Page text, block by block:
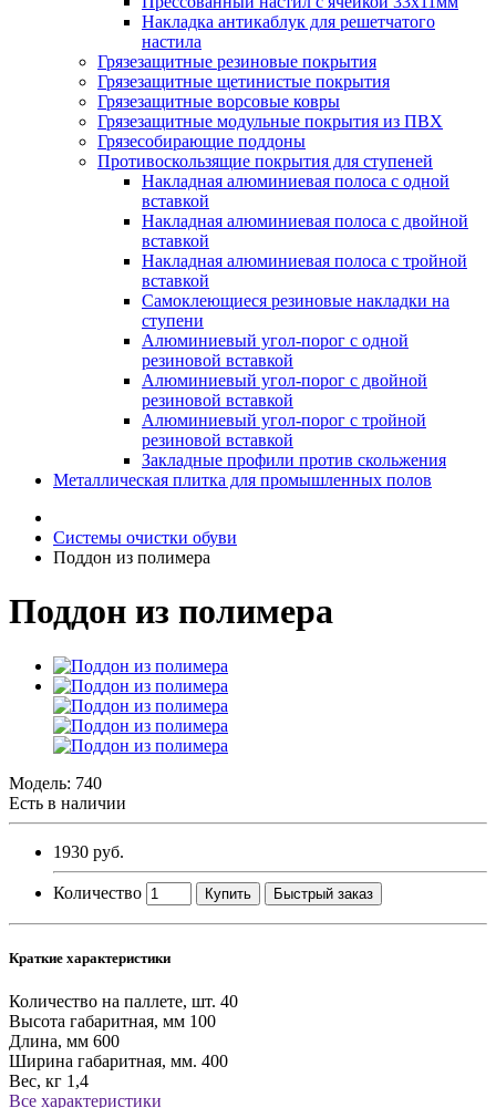
Накладка антикаблук для решетчатого
настила
Грязезащитные резиновые покрытия
Грязезащитные щетинистые покрытия
Грязезащитные ворсовые ковры
Грязезащитные модульные покрытия из ПВХ
Грязесобирающие поддоны
Противоскользящие покрытия для ступеней
Накладная алюминиевая полоса с одной
вставкой
Накладная алюминиевая полоса с двойной
вставкой
Накладная алюминиевая полоса с тройной
вставкой
Самоклеющиеся резиновые накладки на
ступени
Алюминиевый угол-порог с одной
резиновой вставкой
Алюминиевый угол-порог с двойной
резиновой вставкой
Алюминиевый угол-порог с тройной
резиновой вставкой
Закладные профили против скольжения
Металлическая плитка для промышленных полов
Системы очистки обуви
Поддон из полимера
Поддон из полимера
Модель: 740
Есть в наличии
1930 руб.
Количество Купить Быстрый заказ
Краткие характеристики
Количество на паллете, шт. 40
Высота габаритная, мм 100
Длина, мм 600
Ширина габаритная, мм. 400
Вес, кг 1,4
Все характеристики